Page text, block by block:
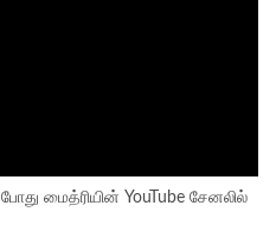
மைத்ரியின் YouTube சேனலில்